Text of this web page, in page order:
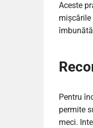
Aceste
mișcările
Pentru
permite
meci.